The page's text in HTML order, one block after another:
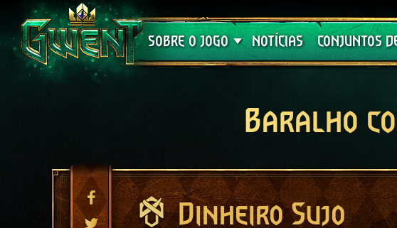
SOBRE O JOGO
Suporte
NOTÍCIAS CONJUNTOS
Crimson
Baralho
Dinheiro Sujo